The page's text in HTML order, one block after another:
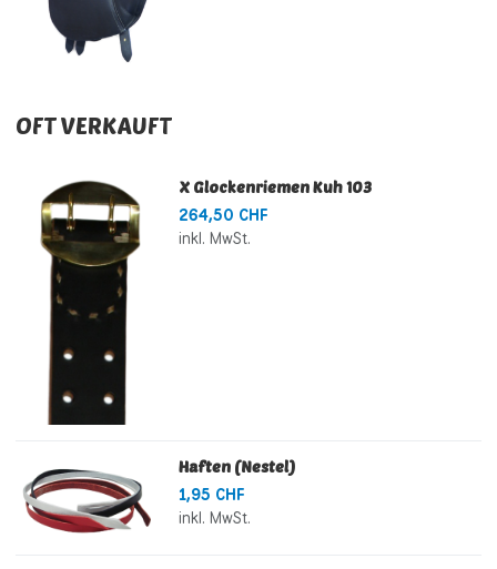
OFT VERKAUFT
X Glockenriemen Kuh 103
264,50 CHF
inkl. MwSt.
Haften (Nestel)
1,95 CHF
inkl. MwSt.